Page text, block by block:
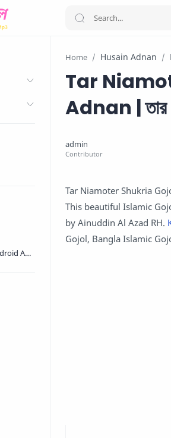
Download Gojol Android App on Google Play Store
Home Husain Adnan
Tar
Adnan | তার
Tar Niamoter Shukria
This beautiful Islamic
by Ainuddin Al Azad RH.
Gojol, Bangla Islamic